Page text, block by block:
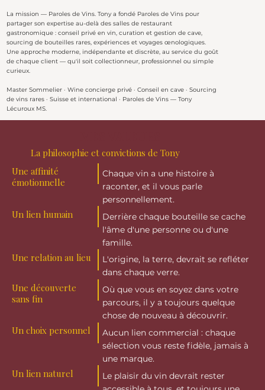
La mission — Paroles de Vins. Tony a fondé Paroles de Vins pour
partager son expertise au-delà des salles de restaurant
gastronomique : conseil privé en vin, curation et gestion de cave,
sourcing de bouteilles rares, expériences et voyages œnologiques.
Une approche moderne, indépendante et discrète, au service du goût
de chaque client — qu'il soit collectionneur, professionnel ou simple
curieux.
Master Sommelier · Wine concierge privé · Conseil en cave · Sourcing
de vins rares · Suisse et international · Paroles de Vins — Tony
Lécuroux MS.
La philosophie et convictions de Tony
Une affinité
émotionnelle
Chaque vin a une histoire à
raconter, et il vous parle
personnellement.
Un lien humain
Derrière chaque bouteille se cache
l'âme d'une personne ou d'une
famille.
Une relation au lieu
L'origine, la terre, devrait se refléter
dans chaque verre.
Une découverte
sans fin
Où que vous en soyez dans votre
parcours, il y a toujours quelque
chose de nouveau à découvrir.
Un choix personnel
Aucun lien commercial : chaque
sélection vous reste fidèle, jamais à
une marque.
Un lien naturel
Le plaisir du vin devrait rester